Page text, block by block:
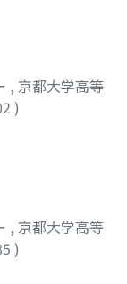
, 京都大学高等
)
, 京都大学高等
)